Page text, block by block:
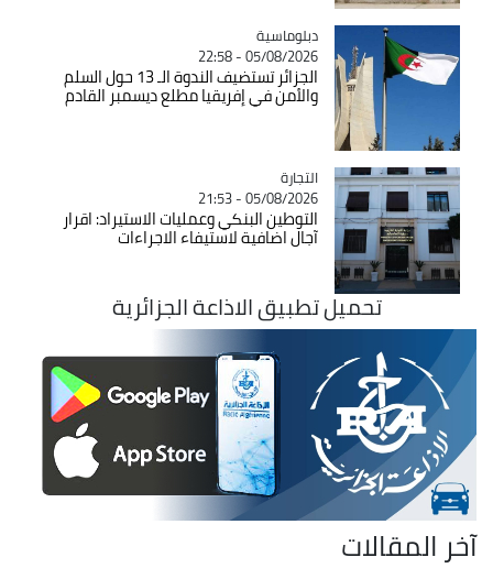
Catégorie
دبلوماسية
05/08/2026 - 22:58
الجزائر تستضيف الندوة الـ 13 حول السلم
والأمن في إفريقيا مطلع ديسمبر القادم
Catégorie
التجارة
05/08/2026 - 21:53
التوطين البنكي وعمليات الاستيراد: اقرار
آجال اضافية لاستيفاء الاجراءات
تحميل تطبيق الاذاعة الجزائرية
آخر المقالات